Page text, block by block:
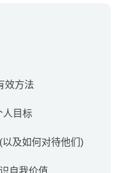
效方法
人目标
及如何对待他们)
自我价值